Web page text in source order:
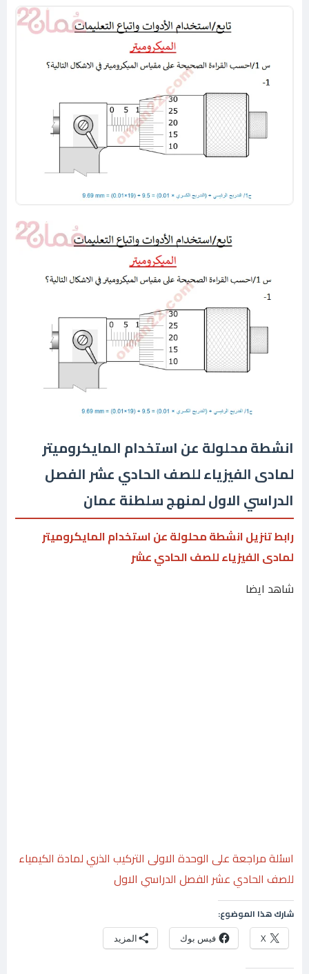
انشطة محلولة عن استخدام المايكروميتر
لمادى الفيزياء للصف الحادي عشر الفصل
الدراسي الاول لمنهج سلطنة عمان
رابط تنزيل انشطة محلولة عن استخدام المايكروميتر
لمادى الفيزياء للصف الحادي عشر
شاهد ايضا
اسئلة مراجعة على الوحدة الاولى التركيب الذري لمادة الكيمياء
للصف الحادي عشر الفصل الدراسي الاول
شارك هذا الموضوع:
X فيس بوك المزيد